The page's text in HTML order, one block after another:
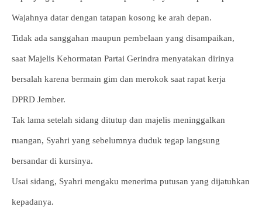
Wajahnya datar dengan tatapan kosong ke arah depan.
Tidak ada sanggahan maupun pembelaan yang disampaikan,
saat Majelis Kehormatan Partai Gerindra menyatakan dirinya
bersalah karena bermain gim dan merokok saat rapat kerja
DPRD Jember.
Tak lama setelah sidang ditutup dan majelis meninggalkan
ruangan, Syahri yang sebelumnya duduk tegap langsung
bersandar di kursinya.
Usai sidang, Syahri mengaku menerima putusan yang dijatuhkan
kepadanya.